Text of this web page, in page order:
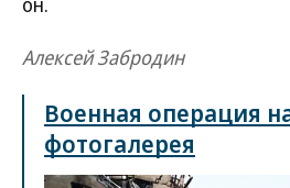
Алексей Забродин
Военная операция
фотогалерея